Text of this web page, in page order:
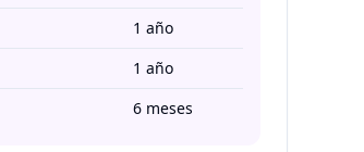
1 año
1 año
6 meses